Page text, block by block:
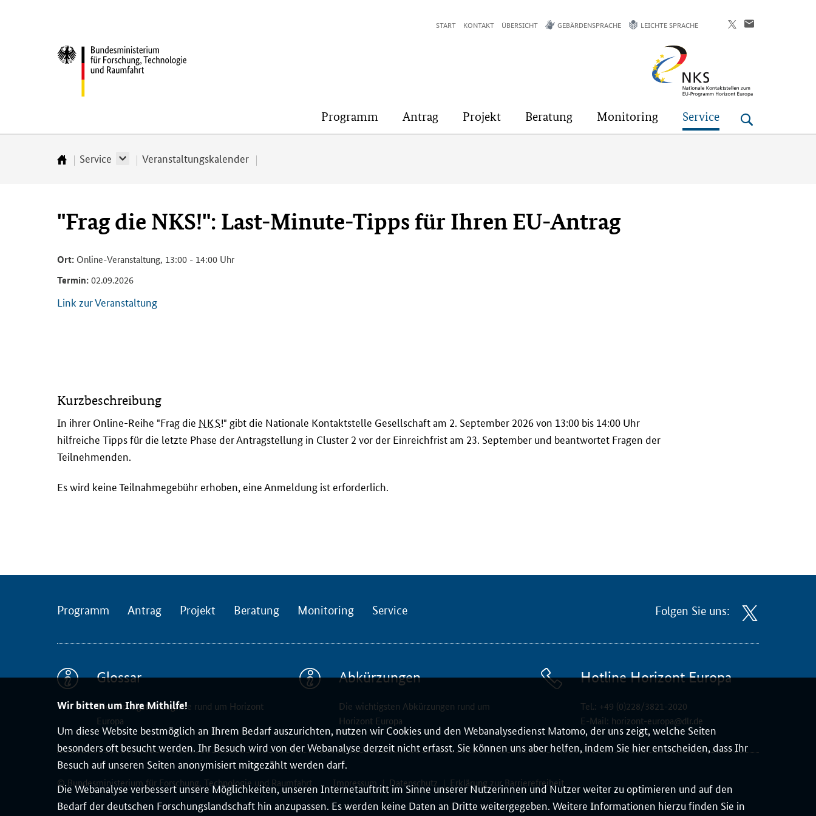
Wir bitten um Ihre Mithilfe!
Um diese Website bestmöglich an Ihrem Bedarf auszurichten, nutzen wir Cookies und den Webanalysedienst Matomo, der uns zeigt, welche Seiten
besonders oft besucht werden. Ihr Besuch wird von der Webanalyse derzeit nicht erfasst. Sie können uns aber helfen, indem Sie hier entscheiden, dass Ihr
Besuch auf unseren Seiten anonymisiert mitgezählt werden darf.
Die Webanalyse verbessert unsere Möglichkeiten, unseren Internetauftritt im Sinne unserer Nutzerinnen und Nutzer weiter zu optimieren und auf den
Bedarf der deutschen Forschungslandschaft hin anzupassen. Es werden keine Daten an Dritte weitergegeben. Weitere Informationen hierzu finden Sie in
(Eingabetaste)
(Eingabetaste)
(Eingabetaste)
START KONTAKT ÜBERSICHT GEBÄRDENSPRACHE LEICHTE SPRACHE
Bundesministerium
und
Raumfahrt
Horizont
Europa
Programm Antrag Projekt Beratung Monitoring Service
Startseite
Service Veranstaltungskalender
"Frag die NKS!": Last-Minute-Tipps für Ihren EU-Antrag
Ort: Online-Veranstaltung, 13:00 - 14:00 Uhr
Termin:02.09.2026
Link zur Veranstaltung
n
i
h
r
r
e
R
i
e
"
F
a
g
d
i
e
Kurzbeschreibung
In ihrer Online-Reihe "Frag die NKS!" gibt die Nationale Kontaktstelle Gesellschaft am 2. September 2026 von 13:00 bis 14:00 Uhr
hilfreiche Tipps für die letzte Phase der Antragstellung in Cluster 2 vor der Einreichfrist am 23. September und beantwortet Fragen der
Teilnehmenden.
Es wird keine Teilnahmegebühr erhoben, eine Anmeldung ist erforderlich.
Programm Antrag Projekt Beratung Monitoring Service Folgen Sie uns:
Glossar
Die wichtigsten Begriffe rund um Horizont
Europa
Abkürzungen
Die wichtigsten Abkürzungen rund um
Horizont Europa
Hotline Horizont Europa
Tel.: +49 (0)228/3821-2020
E-Mail: horizont-europa@dlr.de
© Bundesministerium für Forschung, Technologie und Raumfahrt Impressum Datenschutz Erklärung zur Barrierefreiheit